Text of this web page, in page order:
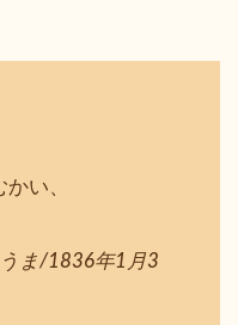
い、
ま/1836年1月3